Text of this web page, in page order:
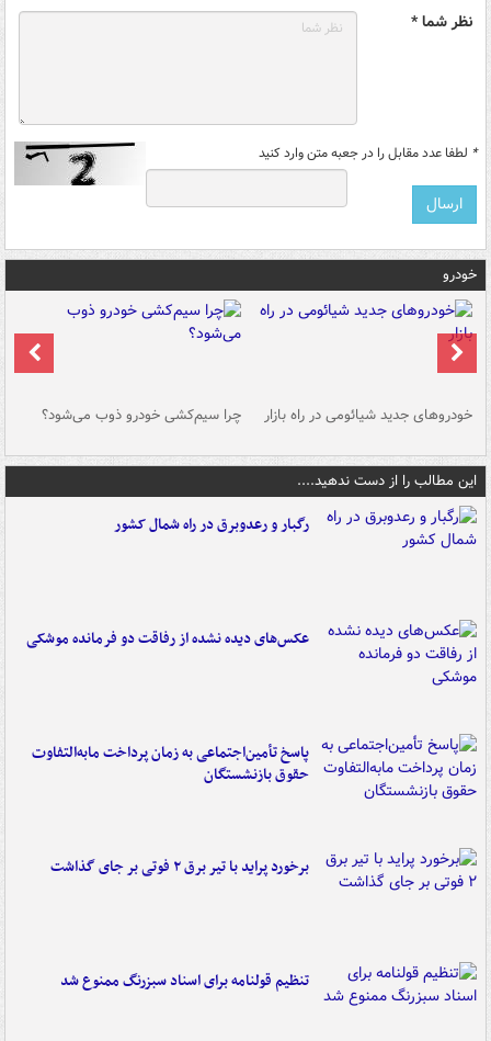
نظر شما *
* لطفا عدد مقابل را در جعبه متن وارد کنید
خودرو
خودروهای جدید شیائومی در راه بازار چرا سیم‌کشی خودرو ذوب می‌شود؟
این مطالب را از دست ندهید....
رگبار و رعدوبرق در راه شمال کشور
عکس‌های دیده نشده از رفاقت دو فرمانده‌ موشکی
پاسخ تأمین‌اجتماعی به زمان پرداخت مابه‌التفاوت
حقوق بازنشستگان
برخورد پراید با تیر برق ۲ فوتی بر جای گذاشت
تنظیم قولنامه برای اسناد سبزرنگ ممنوع شد